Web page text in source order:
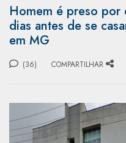
Homem é preso por
dias antes de se
em MG
(36) COMPARTILHAR